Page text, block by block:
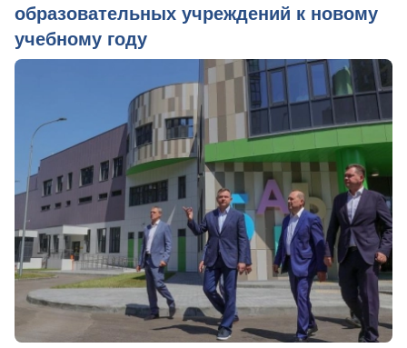
образовательных учреждений к новому
учебному году